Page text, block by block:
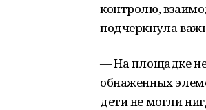
контролю,
подчеркнула
— На площадке
обнаженных
дети не могли